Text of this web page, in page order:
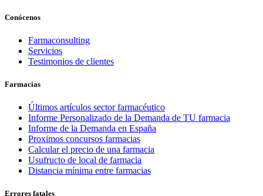
Conócenos
Farmaconsulting
Servicios
Testimonios de clientes
Farmacias
Últimos artículos sector farmacéutico
Informe Personalizado de la Demanda de TU farmacia
Informe de la Demanda en España
Proximos concursos farmacias
Calcular el precio de una farmacia
Usufructo de local de farmacia
Distancia mínima entre farmacias
Errores fatales